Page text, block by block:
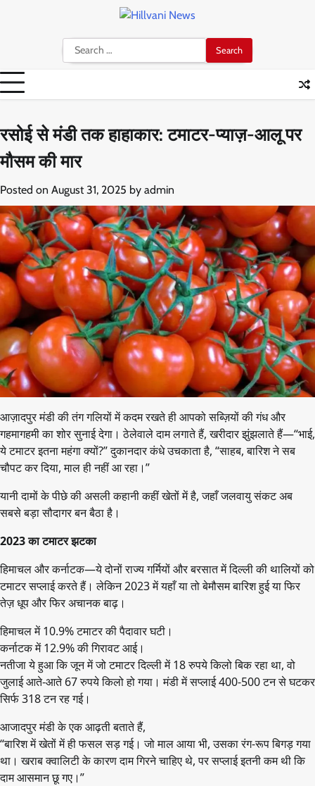
Search
for:
रसोई से मंडी तक हाहाकार: टमाटर-प्याज़-आलू पर
मौसम की मार
Posted on August 31, 2025 by admin
आज़ादपुर मंडी की तंग गलियों में कदम रखते ही आपको सब्ज़ियों की गंध और
गहमागहमी का शोर सुनाई देगा। ठेलेवाले दाम लगाते हैं, खरीदार झुंझलाते हैं—“भाई,
ये टमाटर इतना महंगा क्यों?” दुकानदार कंधे उचकाता है, “साहब, बारिश ने सब
चौपट कर दिया, माल ही नहीं आ रहा।”
यानी दामों के पीछे की असली कहानी कहीं खेतों में है, जहाँ जलवायु संकट अब
सबसे बड़ा सौदागर बन बैठा है।
2023 का टमाटर झटका
हिमाचल और कर्नाटक—ये दोनों राज्य गर्मियों और बरसात में दिल्ली की थालियों को
टमाटर सप्लाई करते हैं। लेकिन 2023 में यहाँ या तो बेमौसम बारिश हुई या फिर
तेज़ धूप और फिर अचानक बाढ़।
हिमाचल में 10.9% टमाटर की पैदावार घटी।
कर्नाटक में 12.9% की गिरावट आई।
नतीजा ये हुआ कि जून में जो टमाटर दिल्ली में 18 रुपये किलो बिक रहा था, वो
जुलाई आते-आते 67 रुपये किलो हो गया। मंडी में सप्लाई 400-500 टन से घटकर
सिर्फ 318 टन रह गई।
आजादपुर मंडी के एक आढ़ती बताते हैं,
“बारिश में खेतों में ही फसल सड़ गई। जो माल आया भी, उसका रंग-रूप बिगड़ गया
था। खराब क्वालिटी के कारण दाम गिरने चाहिए थे, पर सप्लाई इतनी कम थी कि
दाम आसमान छू गए।”